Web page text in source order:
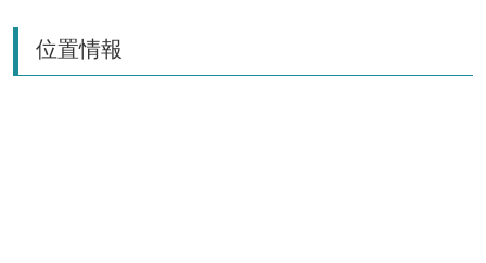
位置情報